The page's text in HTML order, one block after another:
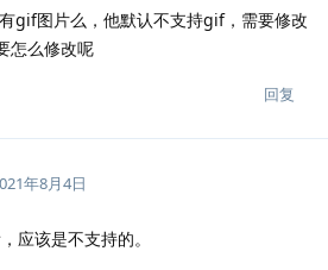
gif图片么，他默认不支持gif，需要修改
怎么修改呢
回复
年8月4日
应该是不支持的。